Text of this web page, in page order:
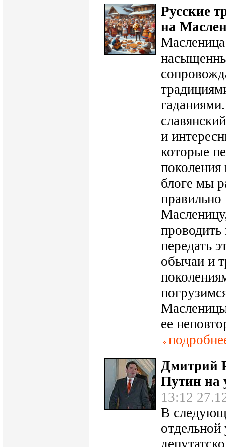
Русские
на
и
которые
блоге мы
правильно
проводить
передать
обычаи и
ее
Дмитрий
Путин на
13:12
В
отдельной